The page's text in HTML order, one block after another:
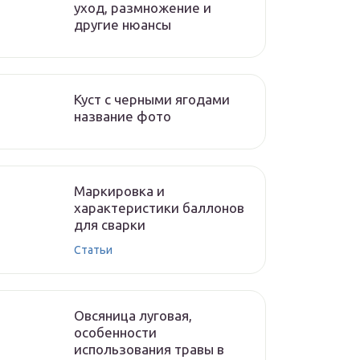
уход, размножение и
другие нюансы
Куст с черными ягодами
название фото
Маркировка и
характеристики баллонов
для сварки
Статьи
Овсяница луговая,
особенности
использования травы в